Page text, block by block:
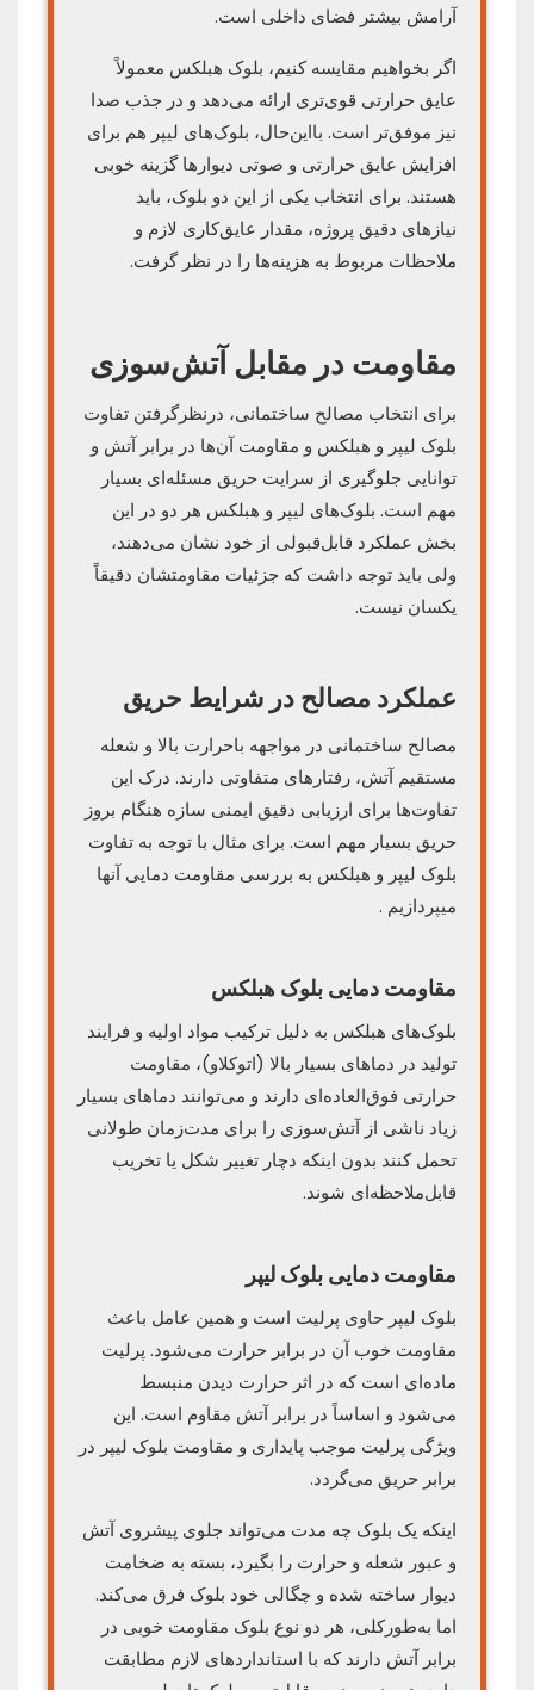
آرامش بیشتر فضای داخلی است.
اگر بخواهیم مقایسه کنیم، بلوک هبلکس معمولاً
عایق حرارتی قوی‌تری ارائه می‌دهد و در جذب صدا
نیز موفق‌تر است. بااین‌حال، بلوک‌های لیپر هم برای
افزایش عایق حرارتی و صوتی دیوارها گزینه خوبی
هستند. برای انتخاب یکی از این دو بلوک، باید
نیازهای دقیق پروژه، مقدار عایق‌کاری لازم و
ملاحظات مربوط به هزینه‌ها را در نظر گرفت.
مقاومت در مقابل آتش‌سوزی
برای انتخاب مصالح ساختمانی، درنظرگرفتن تفاوت
بلوک لیپر و هبلکس و مقاومت آن‌ها در برابر آتش و
توانایی جلوگیری از سرایت حریق مسئله‌ای بسیار
مهم است. بلوک‌های لیپر و هبلکس هر دو در این
بخش عملکرد قابل‌قبولی از خود نشان می‌دهند،
ولی باید توجه داشت که جزئیات مقاومتشان دقیقاً
یکسان نیست.
عملکرد مصالح در شرایط حریق
مصالح ساختمانی در مواجهه باحرارت بالا و شعله
مستقیم آتش، رفتارهای متفاوتی دارند. درک این
تفاوت‌ها برای ارزیابی دقیق ایمنی سازه هنگام بروز
حریق بسیار مهم است. برای مثال با توجه به تفاوت
بلوک لیپر و هبلکس به بررسی مقاومت دمایی آنها
میپردازیم .
مقاومت دمایی بلوک هبلکس
بلوک‌های هبلکس به دلیل ترکیب مواد اولیه و فرایند
تولید در دماهای بسیار بالا (اتوکلاو)، مقاومت
حرارتی فوق‌العاده‌ای دارند و می‌توانند دماهای بسیار
زیاد ناشی از آتش‌سوزی را برای مدت‌زمان طولانی
تحمل کنند بدون اینکه دچار تغییر شکل یا تخریب
قابل‌ملاحظه‌ای شوند.
مقاومت دمایی بلوک لیپر
بلوک لیپر حاوی پرلیت است و همین عامل باعث
مقاومت خوب آن در برابر حرارت می‌شود. پرلیت
ماده‌ای است که در اثر حرارت دیدن منبسط
می‌شود و اساساً در برابر آتش مقاوم است. این
ویژگی پرلیت موجب پایداری و مقاومت بلوک لیپر در
برابر حریق می‌گردد.
اینکه یک بلوک چه مدت می‌تواند جلوی پیشروی آتش
و عبور شعله و حرارت را بگیرد، بسته به ضخامت
دیوار ساخته شده و چگالی خود بلوک فرق می‌کند.
اما به‌طورکلی، هر دو نوع بلوک مقاومت خوبی در
برابر آتش دارند که با استانداردهای لازم مطابقت